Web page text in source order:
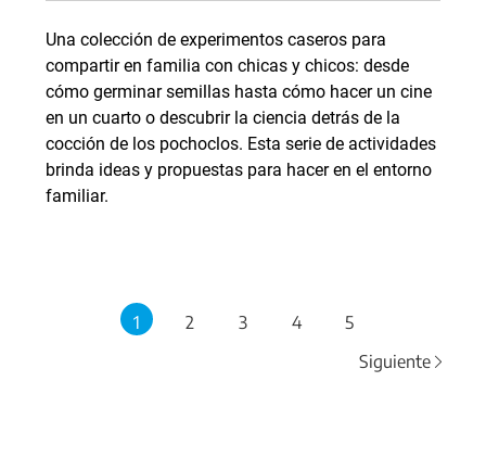
Una colección de experimentos caseros para
compartir en familia con chicas y chicos: desde
cómo germinar semillas hasta cómo hacer un cine
en un cuarto o descubrir la ciencia detrás de la
cocción de los pochoclos. Esta serie de actividades
brinda ideas y propuestas para hacer en el entorno
familiar.
1 2 3 4
5
Siguiente